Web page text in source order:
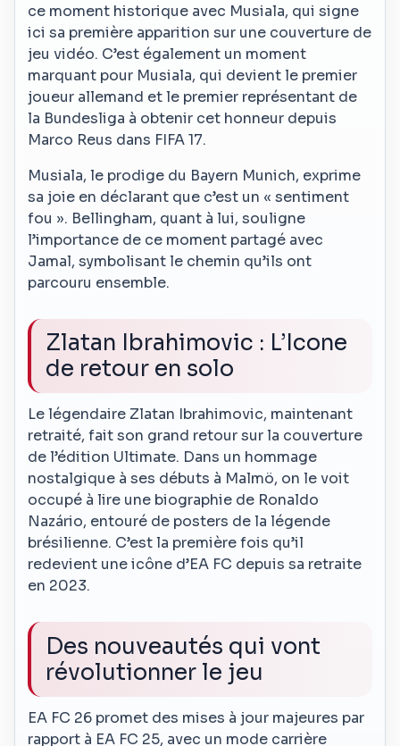
ce moment historique avec Musiala, qui signe
ici sa première apparition sur une couverture de
jeu vidéo. C’est également un moment
marquant pour Musiala, qui devient le premier
joueur allemand et le premier représentant de
la Bundesliga à obtenir cet honneur depuis
Marco Reus dans FIFA 17.
Musiala, le prodige du Bayern Munich, exprime
sa joie en déclarant que c’est un « sentiment
fou ». Bellingham, quant à lui, souligne
l’importance de ce moment partagé avec
Jamal, symbolisant le chemin qu’ils ont
parcouru ensemble.
Zlatan Ibrahimovic : L’Icone
de retour en solo
Le légendaire Zlatan Ibrahimovic, maintenant
retraité, fait son grand retour sur la couverture
de l’édition Ultimate. Dans un hommage
nostalgique à ses débuts à Malmö, on le voit
occupé à lire une biographie de Ronaldo
Nazário, entouré de posters de la légende
brésilienne. C’est la première fois qu’il
redevient une icône d’EA FC depuis sa retraite
en 2023.
Des nouveautés qui vont
révolutionner le jeu
EA FC 26 promet des mises à jour majeures par
rapport à EA FC 25, avec un mode carrière